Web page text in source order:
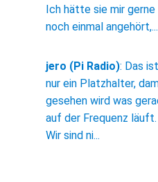
Ich hätte sie mir gerne
noch einmal angehört,...
jero (Pi Radio): Das ist
nur ein Platzhalter,
gesehen wird was
auf der Frequenz läuft.
Wir sind ni...